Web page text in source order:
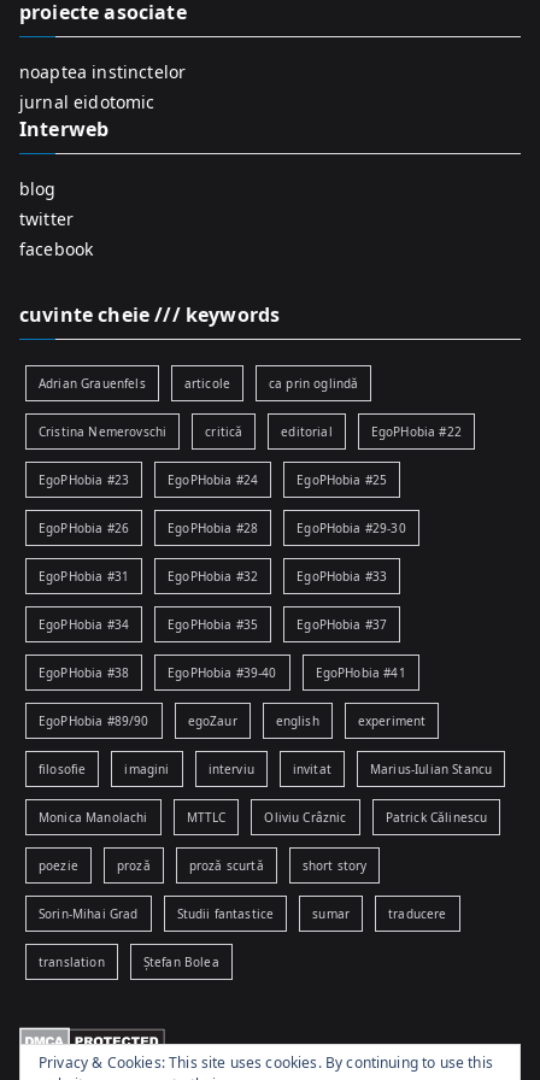
o
proiecte asociate
noaptea instinctelor
jurnal eidotomic
Interweb
blog
twitter
facebook
cuvinte cheie /// keywords
Adrian Grauenfels articole ca prin oglindă
Cristina Nemerovschi critică editorial EgoPHobia #22
EgoPHobia #23 EgoPHobia #24 EgoPHobia #25
EgoPHobia #26 EgoPHobia #28 EgoPHobia #29-30
EgoPHobia #31 EgoPHobia #32 EgoPHobia #33
EgoPHobia #34 EgoPHobia #35 EgoPHobia #37
EgoPHobia #38 EgoPHobia #39-40 EgoPHobia #41
EgoPHobia #89/90 egoZaur english experiment
filosofie imagini interviu invitat Marius-Iulian Stancu
Monica Manolachi MTTLC Oliviu Crâznic Patrick Călinescu
poezie proză proză scurtă short story
Sorin-Mihai Grad Studii fantastice sumar traducere
translation Ștefan Bolea
Privacy & Cookies: This site uses cookies. By continuing to use this